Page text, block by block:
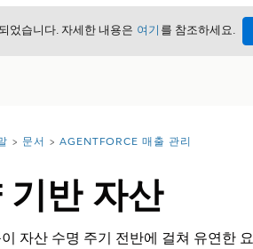
었습니다. 자세한 내용은 여기 를 참조하세요.
문서 AGENTFORCE 매출 관리
기반 자산
자산 수명 주기 전반에 걸쳐 유연한